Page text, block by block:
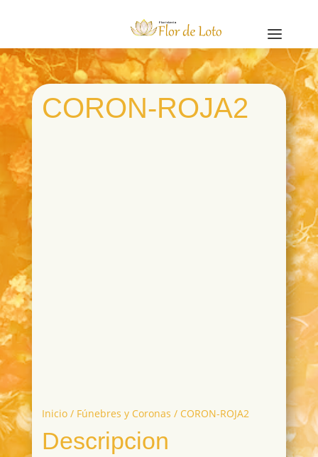
a
CORON-ROJA2
Inicio/ Fúnebres y Coronas / CORON-ROJA2
Descripcion